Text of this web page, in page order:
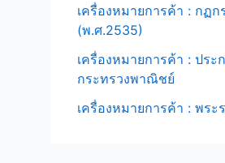
เครื่องหมายการค้า : กฏก
(พ.ศ.2535)
เครื่องหมายการค้า : ประ
กระทรวงพาณิชย์
เครื่องหมายการค้า : พร